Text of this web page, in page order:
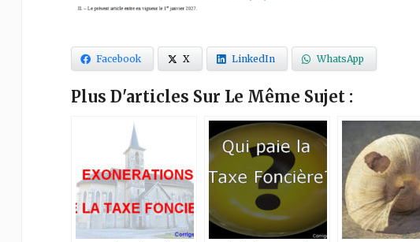
Facebook X LinkedIn WhatsApp
Plus D'articles Sur Le Même Sujet :